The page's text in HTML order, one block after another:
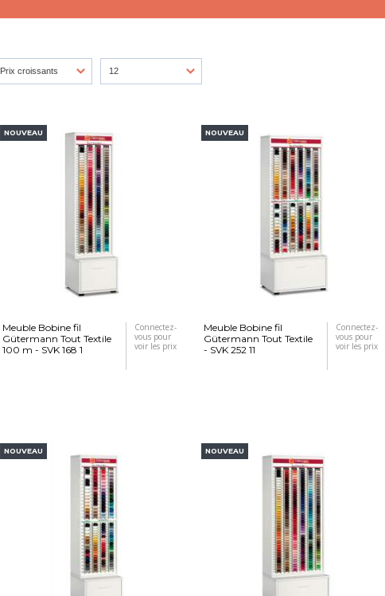
NOUVEAU
Meuble Bobine fil
Gütermann Tout Textile
100 m - SVK 168 1
Connectez-
vous pour
voir les prix
NOUVEAU
Meuble Bobine fil
Gütermann Tout Textile
- SVK 252 11
Connectez-
vous pour
voir les prix
NOUVEAU NOUVEAU